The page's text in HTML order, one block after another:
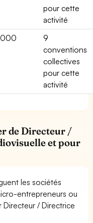
pour cette
activité
9
conventions
collectives
pour cette
activité
de Directeur /
et pour
les sociétés
entrepreneurs ou
/ Directrice